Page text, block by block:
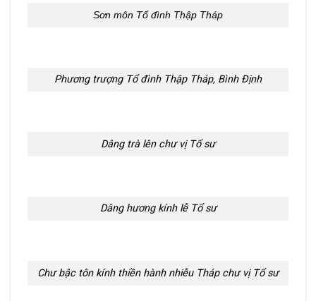
Sơn môn Tổ đình Thập Tháp
Phương trượng Tổ đình Thập Tháp, Bình Định
Dâng trà lên chư vị Tổ sư
Dâng hương kính lễ Tổ sư
Chư bậc tôn kính thiền hành nhiễu Tháp chư vị Tổ sư